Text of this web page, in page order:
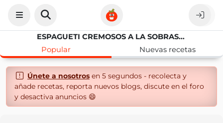
ESPAGUETI CREMOSOS A LA SOBRASADA CON BACON
Popular
Nuevas recetas
Únete a nosotrosen 5 segundos - recolecta y
añade recetas, reporta nuevos blogs, discute en el foro
y desactiva anuncios 😄